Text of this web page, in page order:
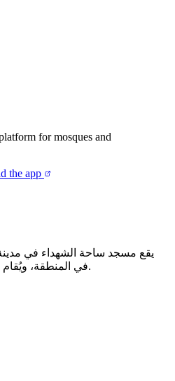
for mosques and
the app
يقع مسجد ساحة الشهداء في
في المنطقة، ويُقام فيه الصلوات الخمس والجمعة.